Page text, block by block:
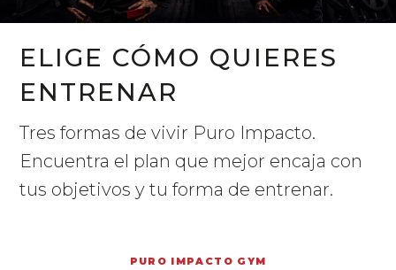
ELIGE CÓMO QUIERES
ENTRENAR
Tres formas de vivir Puro Impacto.
Encuentra el plan que mejor encaja con
tus objetivos y tu forma de entrenar.
PURO IMPACTO GYM